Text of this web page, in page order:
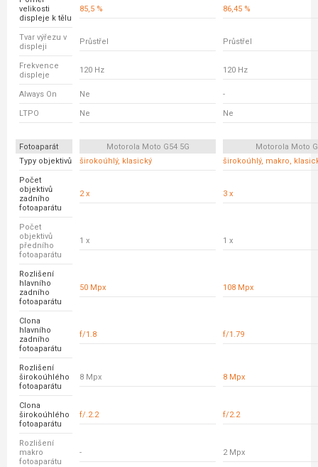
velikosti
displeje k tělu
85,5 % 86,45 %
Tvar výřezu v
displeji
Průstřel Průstřel
Frekvence
displeje
120 Hz 120 Hz
Always On Ne -
LTPO Ne Ne
Fotoaparát Motorola Moto G54 5G
Motorola Moto
Typy objektivů
širokoúhlý, klasický širokoúhlý, makro,
Počet
objektivů
zadního
fotoaparátu
2 x 3 x
Počet
objektivů
předního
fotoaparátu
1 x 1 x
Rozlišení
hlavního
zadního
fotoaparátu
50 Mpx 108 Mpx
Clona
hlavního
zadního
fotoaparátu
f/1.8 f/1.79
Rozlišení
širokoúhlého
fotoaparátu
8 Mpx 8 Mpx
Clona
širokoúhlého
fotoaparátu
f/.2.2 f/2.2
Rozlišení
makro
fotoaparátu
- 2 Mpx